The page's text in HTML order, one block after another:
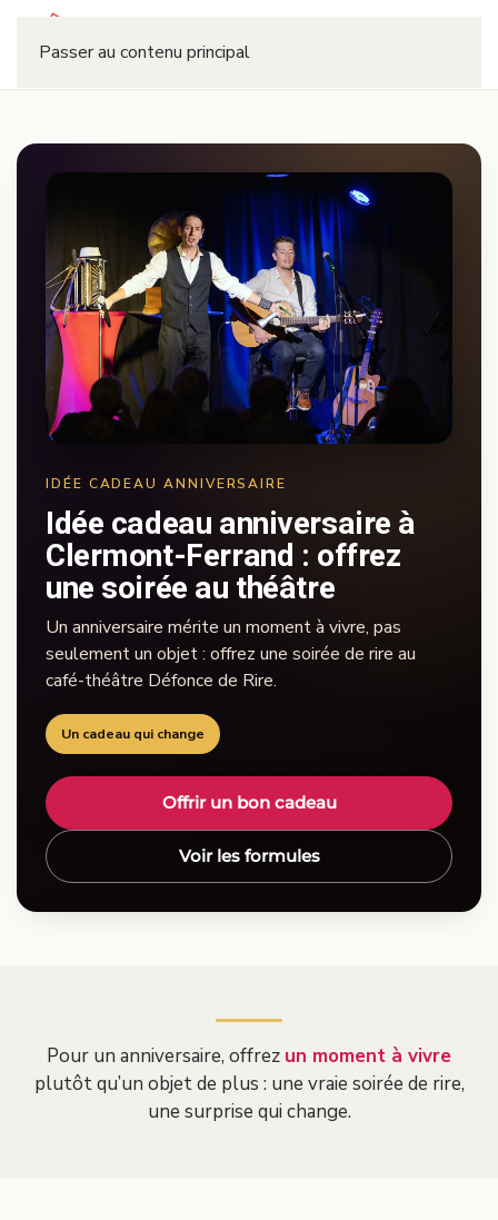
Passer au contenu principal
IDÉE CADEAU ANNIVERSAIRE
Idée cadeau anniversaire à
Clermont-Ferrand : offrez
une soirée au théâtre
Un anniversaire mérite un moment à vivre, pas
seulement un objet : offrez une soirée de rire au
café-théâtre Défonce de Rire.
Un cadeau qui change
Offrir un bon cadeau
Voir les formules
Pour un anniversaire, offrez un moment à vivre
plutôt qu’un objet de plus : une vraie soirée de rire,
une surprise qui change.